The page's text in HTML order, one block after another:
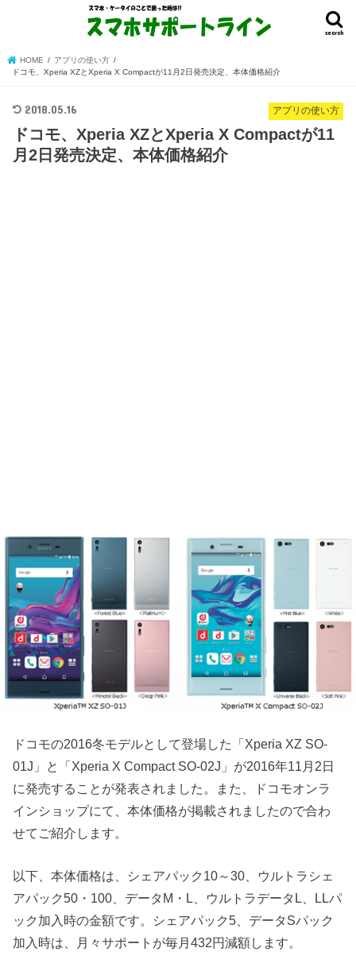
search
HOME
アプリの使い方
ドコモ、Xperia XZとXperia X Compactが11月2日発売決定、本体価格紹介
アプリの使い方
2018.05.16
ドコモ、Xperia XZとXperia X Compactが11
月2日発売決定、本体価格紹介
ドコモの2016冬モデルとして登場した「Xperia XZ SO-
01J」と「Xperia X Compact SO-02J」が2016年11月2日
に発売することが発表されました。また、ドコモオンラ
インショップにて、本体価格が掲載されましたので合わ
せてご紹介します。
以下、本体価格は、シェアパック10～30、ウルトラシェ
アパック50・100、データM・L、ウルトラデータL、LLパ
ック加入時の金額です。シェアパック5、データSパック
加入時は、月々サポートが毎月432円減額します。